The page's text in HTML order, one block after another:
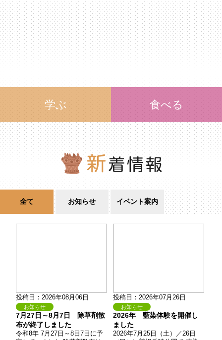
学ぶ 食べる
全て お知らせ イベント案内
投稿日：2026年08月06日
お知らせ
7月27日～8月7日 除草剤散
布が終了しました
令和8年 7月27日～8日7日に予
投稿日：2026年07月26日
お知らせ
2026年 藍染体験を開催し
ました
2026年7月25日（土）／26日